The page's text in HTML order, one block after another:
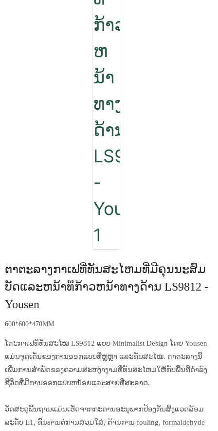
ຕາຕະລາງກາເຟທີ່ທັນສະໄຫມທີ່ມີຄຸນນະສົມ
ບັດແລະຫນ້າທີ່ກ້າວຫນ້າທາງດ້ານ LS9812 -
Yousen
600*600*470MM
ໂຕະກາເຟທີ່ທັນສະໄໝ LS9812 ແບບ Minimalist Design ໂດຍ Yousen
ແມ່ນຈຸດເດັ່ນຂອງການອອກແບບທີ່ຫຼູຫຼາ ແລະທັນສະໄໝ. ຕາຕະລາງນີ້
ເພີ່ມການສໍາພັດຂອງຄວາມສະຫງ່າງາມທີ່ທັນສະໄຫມໃຫ້ກັບພື້ນທີ່ດໍາລົງ
ຊີວິດທີ່ມີການອອກແບບຫນ້ອຍແລະສາຍທີ່ສະອາດ.
ວັດສະດຸພື້ນຖານແມ່ນເຮັດຈາກກະດານອະນຸພາກປ້ອງກັນສິ່ງແວດລ້ອມ
ລະດັບ E1, ທົນທານຕໍ່ການສວມໃສ່, ຕ້ານການ fouling, formaldehyde